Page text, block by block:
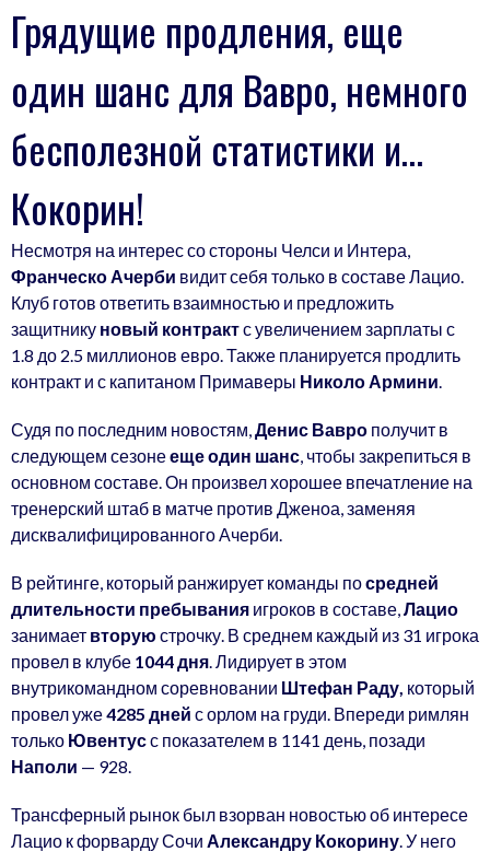
Грядущие продления, еще
один шанс для Вавро, немного
бесполезной статистики и…
Кокорин!
Несмотря на интерес со стороны Челси и Интера,
Франческо Ачерби видит себя только в составе Лацио.
Клуб готов ответить взаимностью и предложить
защитнику новый контрактс увеличением зарплаты с
1.8 до 2.5 миллионов евро. Также планируется продлить
контракт и с капитаном Примаверы Николо Армини.
Судя по последним новостям,Денис Вавро получит в
следующем сезонееще один шанс, чтобы закрепиться в
основном составе. Он произвел хорошее впечатление на
тренерский штаб в матче против Дженоа, заменяя
дисквалифицированного Ачерби.
В рейтинге, который ранжирует команды посредней
длительности пребывания игроков в составе,Лацио
занимает вторую строчку. В среднем каждый из 31 игрока
провел в клубе 1044 дня. Лидирует в этом
внутрикомандном соревновании Штефан Раду, который
провел уже4285 дней с орлом на груди. Впереди римлян
только Ювентусс показателем в 1141 день, позади
Наполи — 928.
Трансферный рынок был взорван новостью об интересе
Лацио к форварду Сочи Александру Кокорину. У него